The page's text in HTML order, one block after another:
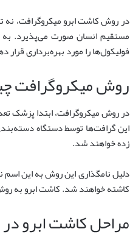
در روش کاشت ابرو میکروگرافت، نه
مستقیم انسان صورت می‌پذیرد. به
فولیکول‌ها را مورد بهره‌برداری قرار
روش میکروگرافت
در روش میکروگرافت، ابتدا پزشک
این گرافت‌ها توسط دستگاه
زده خواهند شد.
دلیل نامگذاری این روش به این
کاشته خواهند شد. کاشت ابرو به
مراحل کاشت ابرو